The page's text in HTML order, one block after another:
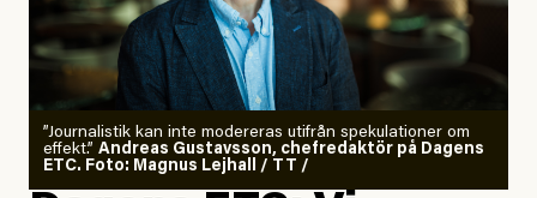
”Journalistik kan inte modereras utifrån spekulationer om
effekt.” Andreas Gustavsson, chefredaktör på Dagens
ETC. Foto: Magnus Lejhall / TT /